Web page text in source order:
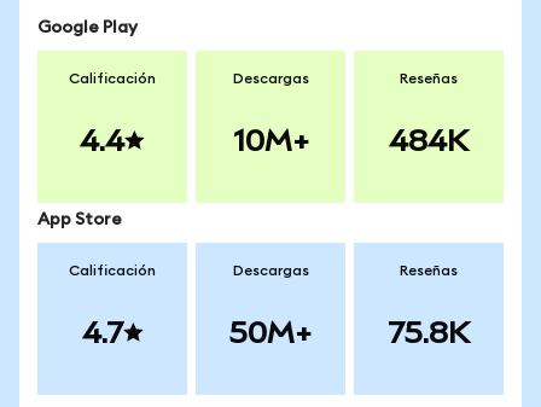
Google Play
Calificación
4.4
Descargas
10M+
Reseñas
484K
App Store
Calificación
4.7
Descargas
50M+
Reseñas
75.8K